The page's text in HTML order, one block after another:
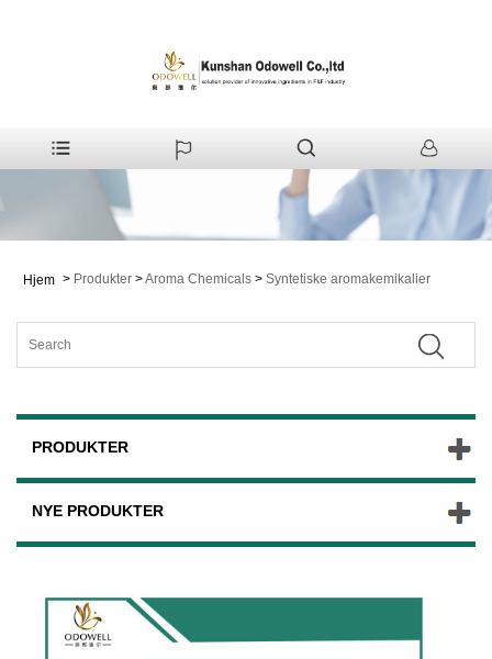
Hjem > Produkter >Aroma Chemicals > Syntetiske aromakemikalier
PRODUKTER
NYE PRODUKTER